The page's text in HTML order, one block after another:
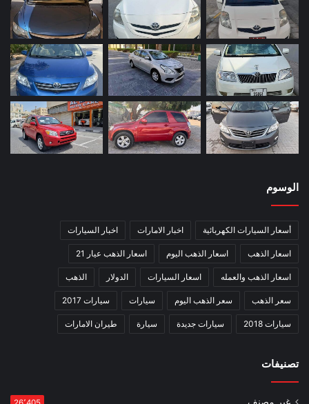
الوسوم
أسعار السيارات الكهربائية اخبار الامارات اخبار السيارات
اسعار الذهب اسعار الذهب اليوم اسعار الذهب عيار 21
اسعار الذهب والعمله اسعار السيارات الدولار الذهب
سعر الذهب سعر الذهب اليوم سيارات سيارات 2017
سيارات 2018 سيارات جديدة سيارة طيران الامارات
تصنيفات